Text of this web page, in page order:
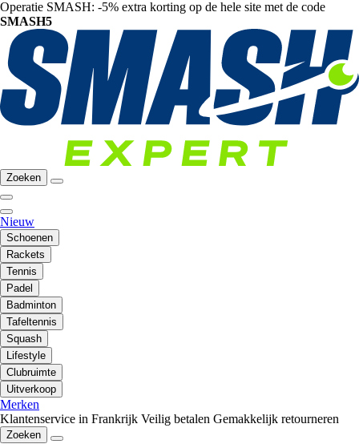
Operatie SMASH: -5% extra korting op de hele site met de code
SMASH5
Zoeken
Nieuw
Schoenen
Rackets
Tennis
Padel
Badminton
Tafeltennis
Squash
Lifestyle
Clubruimte
Uitverkoop
Merken
Klantenservice in Frankrijk Veilig betalen Gemakkelijk retourneren
Zoeken